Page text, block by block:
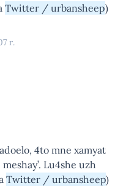
Twitter / urbansheep)
г.
4to mne xamyat
meshay’. Lu4she uzh
Twitter / urbansheep)